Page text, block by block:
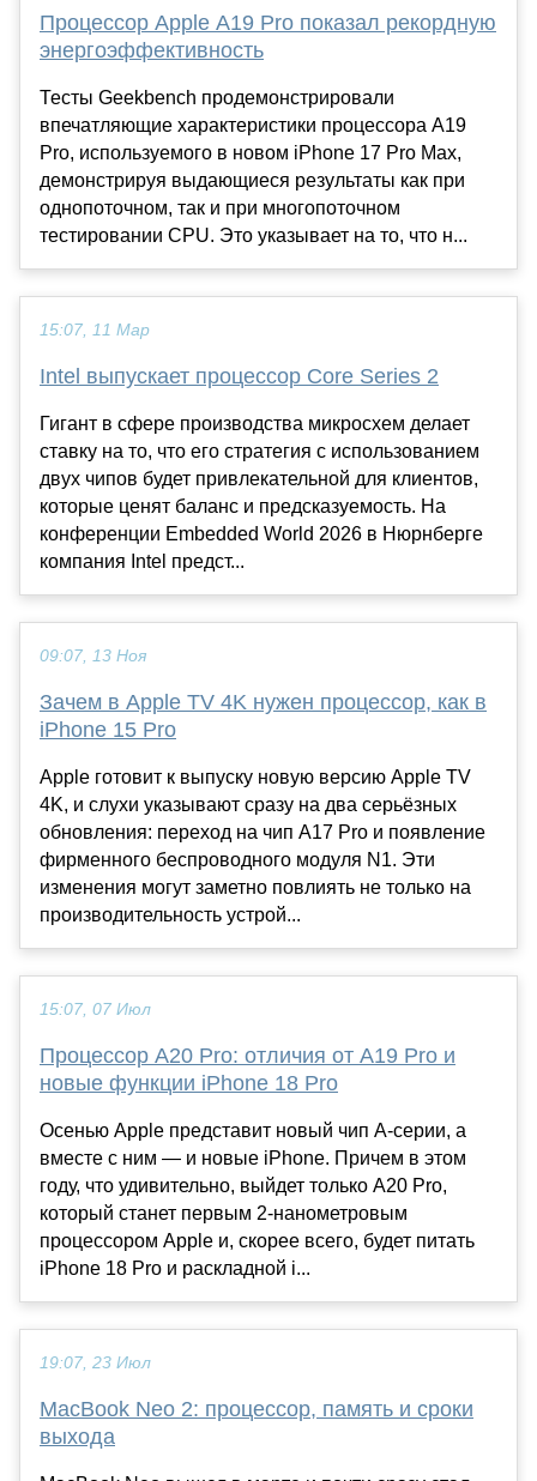
Процессор Apple A19 Pro показал рекордную
энергоэффективность
Тесты Geekbench продемонстрировали
впечатляющие характеристики процессора A19
Pro, используемого в новом iPhone 17 Pro Max,
демонстрируя выдающиеся результаты как при
однопоточном, так и при многопоточном
тестировании CPU. Это указывает на то, что н...
15:07, 11 Мар
Intel выпускает процессор Core Series 2
Гигант в сфере производства микросхем делает
ставку на то, что его стратегия с использованием
двух чипов будет привлекательной для клиентов,
которые ценят баланс и предсказуемость. На
конференции Embedded World 2026 в Нюрнберге
компания Intel предст...
09:07, 13 Ноя
Зачем в Apple TV 4K нужен процессор, как в
iPhone 15 Pro
Apple готовит к выпуску новую версию Apple TV
4K, и слухи указывают сразу на два серьёзных
обновления: переход на чип A17 Pro и появление
фирменного беспроводного модуля N1. Эти
изменения могут заметно повлиять не только на
производительность устрой...
15:07, 07 Июл
Процессор A20 Pro: отличия от A19 Pro и
новые функции iPhone 18 Pro
Осенью Apple представит новый чип A-серии, а
вместе с ним — и новые iPhone. Причем в этом
году, что удивительно, выйдет только A20 Pro,
который станет первым 2-нанометровым
процессором Apple и, скорее всего, будет питать
iPhone 18 Pro и раскладной i...
19:07, 23 Июл
MacBook Neo 2: процессор, память и сроки
выхода